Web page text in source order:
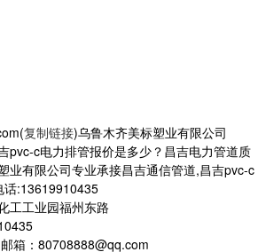
复制链接)乌鲁木齐美标塑业有限公司
pvc-c电力排管报价是多少？昌吉电力管道质
业有限公司专业承接昌吉通信管道,昌吉pvc-c
话:13619910435
工工业园福州东路
箱：80708888@qq.com